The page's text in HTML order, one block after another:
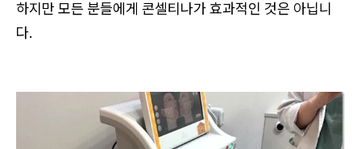
하지만 모든 분들에게 콘셀티나가 효과적인 것은 아닙니
다.